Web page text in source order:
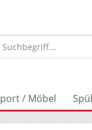
/ Möbel